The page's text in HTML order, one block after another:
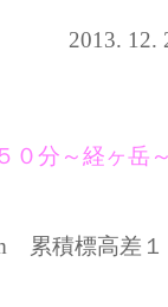
2013.
０分～経ヶ岳
累積標高差